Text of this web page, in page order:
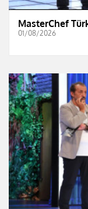
MasterChef
01/08/2026